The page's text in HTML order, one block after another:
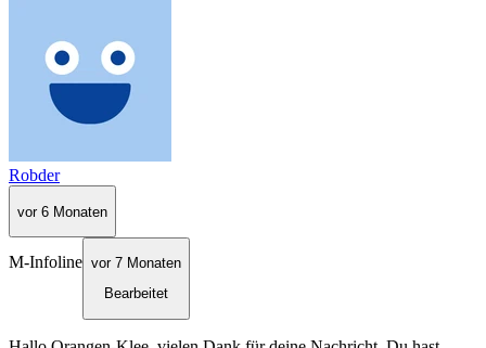
Robder
vor 6 Monaten
M-Infoline vor 7 Monaten
Bearbeitet